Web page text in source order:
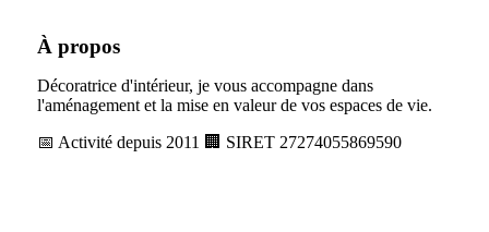
À propos
Décoratrice d'intérieur, je vous accompagne dans
l'aménagement et la mise en valeur de vos espaces de vie.
📅 Activité depuis 2011 🏢 SIRET 27274055869590